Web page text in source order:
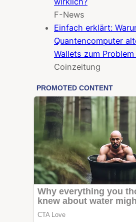
F-News
Einfach erklärt:
Quantencomputer
Wallets zum
Coinzeitung